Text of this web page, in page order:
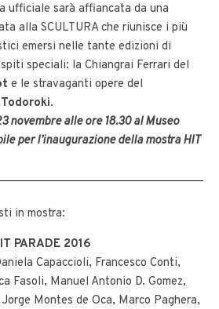
ufficiale sarà affiancata da una
alla SCULTURA che riunisce i più
emersi nelle tante edizioni di
speciali: la Chiangrai Ferrari del
e le stravaganti opere del
.
novembre alle ore 18.30 al Museo
per l’inaugurazione della mostra HIT
in mostra:
PARADE 2016
Capaccioli, Francesco Conti,
Fasoli, Manuel Antonio D. Gomez,
Montes de Oca, Marco Paghera,